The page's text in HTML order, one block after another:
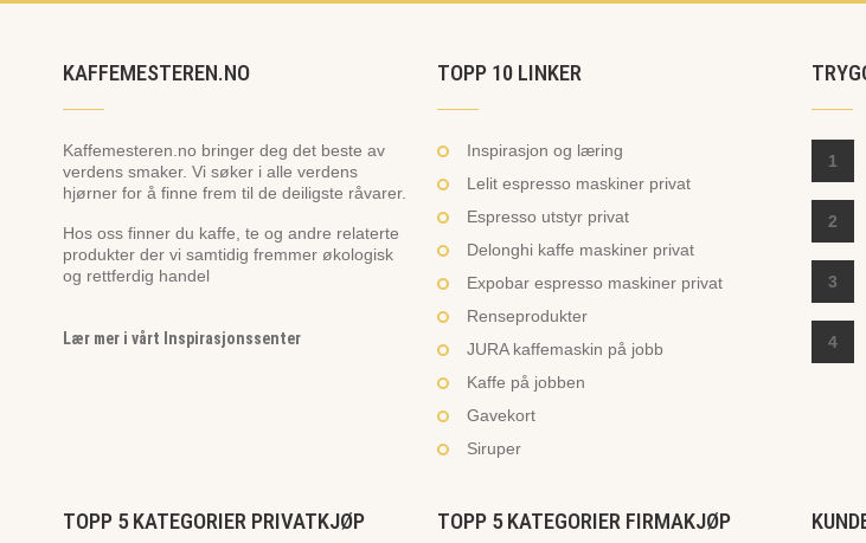
KAFFEMESTEREN.NO
Kaffemesteren.no bringer deg det beste av
verdens smaker. Vi søker i alle verdens
hjørner for å finne frem til de deiligste råvarer.
Hos oss finner du kaffe, te og andre relaterte
produkter der vi samtidig fremmer økologisk
og rettferdig handel
Lær mer i vårt Inspirasjonssenter
TOPP 10 LINKER
Inspirasjon og læring
Lelit espresso maskiner privat
Espresso utstyr privat
Delonghi kaffe maskiner privat
Expobar espresso maskiner privat
Renseprodukter
JURA kaffemaskin på jobb
Kaffe på jobben
Gavekort
Siruper
1
2
3
4
TOPP 5 KATEGORIER PRIVATKJØP TOPP 5 KATEGORIER FIRMAKJØP